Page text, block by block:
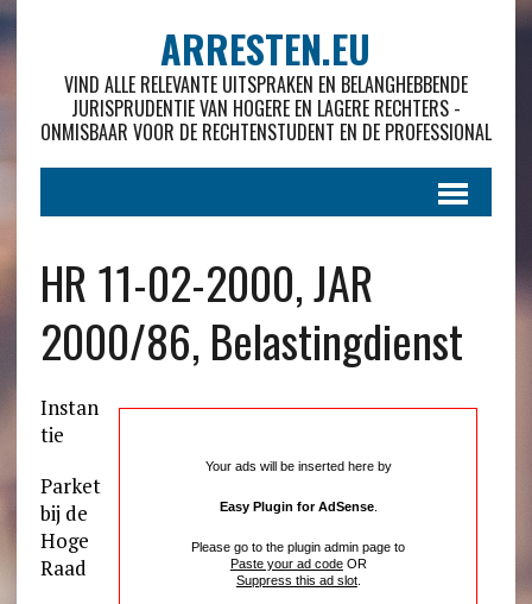
ARRESTEN.EU
VIND ALLE RELEVANTE UITSPRAKEN EN BELANGHEBBENDE
JURISPRUDENTIE VAN HOGERE EN LAGERE RECHTERS -
ONMISBAAR VOOR DE RECHTENSTUDENT EN DE PROFESSIONAL
HR 11-02-2000, JAR
2000/86, Belastingdienst
Your ads will be inserted here by
Easy Plugin for AdSense.
Please go to the plugin admin page to
Paste your ad codeOR
Suppress this ad slot.
Instan
tie
Parket
bij de
Hoge
Raad